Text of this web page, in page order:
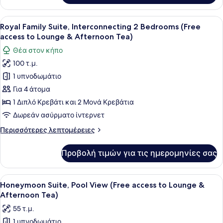
Δωμάτιο
Προβολή
όλων
των
φωτογραφιών
για
Royal
Family
Suite,
Interconnecting
Bedrooms
to
Lounge
&
Afternoon
Tea)
Ένα ευρύχωρο υπνοδωμάτιο με
12
Royal Family Suite, Interconnecting 2 Bedrooms (Free
access to Lounge & Afternoon Tea)
Θέα στον κήπο
100 τ.μ.
1 υπνοδωμάτιο
Για 4 άτομα
1 Διπλό Κρεβάτι και 2 Μονά Κρεβάτια
Δωρεάν ασύρματο ίντερνετ
Περισσότερες λεπτομέρειες
Περισσότερες
Family
Suite,
Interconnecting
2
(Free
access
Προβολή τιμών για τις ημερομηνίες σας
Προβολή
όλων
των
φωτογραφιών
Ένα μεγάλο κρεβάτι με ουρανό
11
Honeymoon Suite, Pool View (Free access to Lounge &
Afternoon Tea)
55 τ.μ.